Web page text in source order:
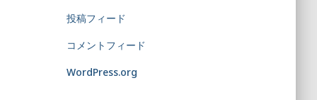
投稿フィード
コメントフィード
WordPress.org